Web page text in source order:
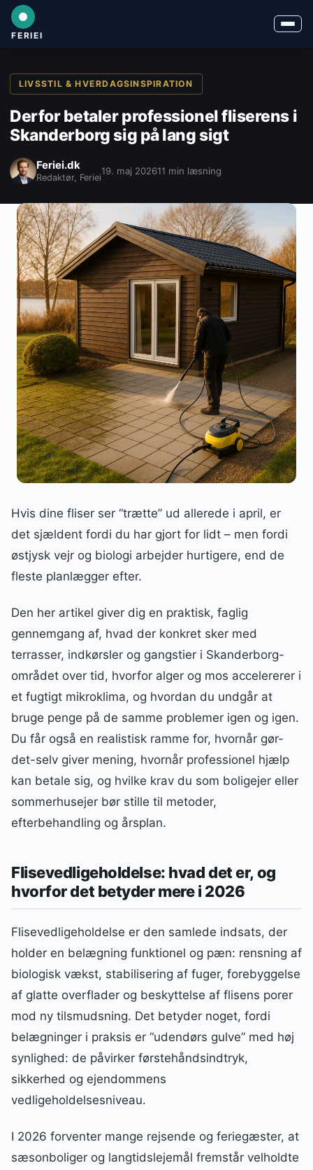
FERIEI
LIVSSTIL & HVERDAGSINSPIRATION
Derfor betaler professionel fliserens i
Skanderborg sig på lang sigt
Feriei.dk
Redaktør, Feriei
19. maj 202611 min læsning
Hvis dine fliser ser “trætte” ud allerede i april, er
det sjældent fordi du har gjort for lidt – men fordi
østjysk vejr og biologi arbejder hurtigere, end de
fleste planlægger efter.
Den her artikel giver dig en praktisk, faglig
gennemgang af, hvad der konkret sker med
terrasser, indkørsler og gangstier i Skanderborg-
området over tid, hvorfor alger og mos accelererer i
et fugtigt mikroklima, og hvordan du undgår at
bruge penge på de samme problemer igen og igen.
Du får også en realistisk ramme for, hvornår gør-
det-selv giver mening, hvornår professionel hjælp
kan betale sig, og hvilke krav du som boligejer eller
sommerhusejer bør stille til metoder,
efterbehandling og årsplan.
Flisevedligeholdelse: hvad det er, og
hvorfor det betyder mere i 2026
Flisevedligeholdelse er den samlede indsats, der
holder en belægning funktionel og pæn: rensning af
biologisk vækst, stabilisering af fuger, forebyggelse
af glatte overflader og beskyttelse af flisens porer
mod ny tilsmudsning. Det betyder noget, fordi
belægninger i praksis er “udendørs gulve” med høj
synlighed: de påvirker førstehåndsindtryk,
sikkerhed og ejendommens
vedligeholdelsesniveau.
I 2026 forventer mange rejsende og feriegæster, at
sæsonboliger og langtidslejemål fremstår velholdte